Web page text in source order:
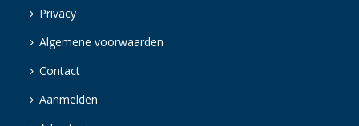
Privacy
Algemene voorwaarden
Contact
Aanmelden